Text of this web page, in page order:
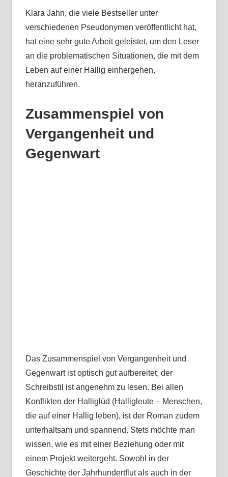
Klara Jahn, die viele Bestseller unter
verschiedenen Pseudonymen veröffentlicht hat,
hat eine sehr gute Arbeit geleistet, um den Leser
an die problematischen Situationen, die mit dem
Leben auf einer Hallig einhergehen,
heranzuführen.
Zusammenspiel von
Vergangenheit und
Gegenwart
Das Zusammenspiel von Vergangenheit und
Gegenwart ist optisch gut aufbereitet, der
Schreibstil ist angenehm zu lesen. Bei allen
Konflikten der Halliglüd (Halligleute – Menschen,
die auf einer Hallig leben), ist der Roman zudem
unterhaltsam und spannend. Stets möchte man
wissen, wie es mit einer Beziehung oder mit
einem Projekt weitergeht. Sowohl in der
Geschichte der Jahrhundertflut als auch in der